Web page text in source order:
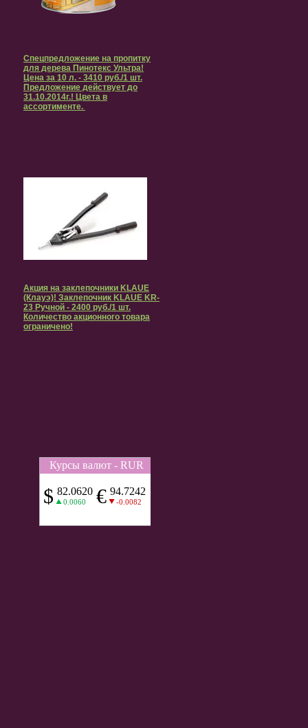
Спецпредложение на пропитку
для дерева Пинотекс Ультра!
Цена за 10 л. - 3410 руб./1 шт.
Предложение действует до
31.10.2014г.! Цвета в
ассортименте.
Акция на заклепочники KLAUE
(Клауэ)! Заклепочник KLAUE KR-
23 Ручной - 2400 руб./1 шт.
Количество акционного товара
ограничено!